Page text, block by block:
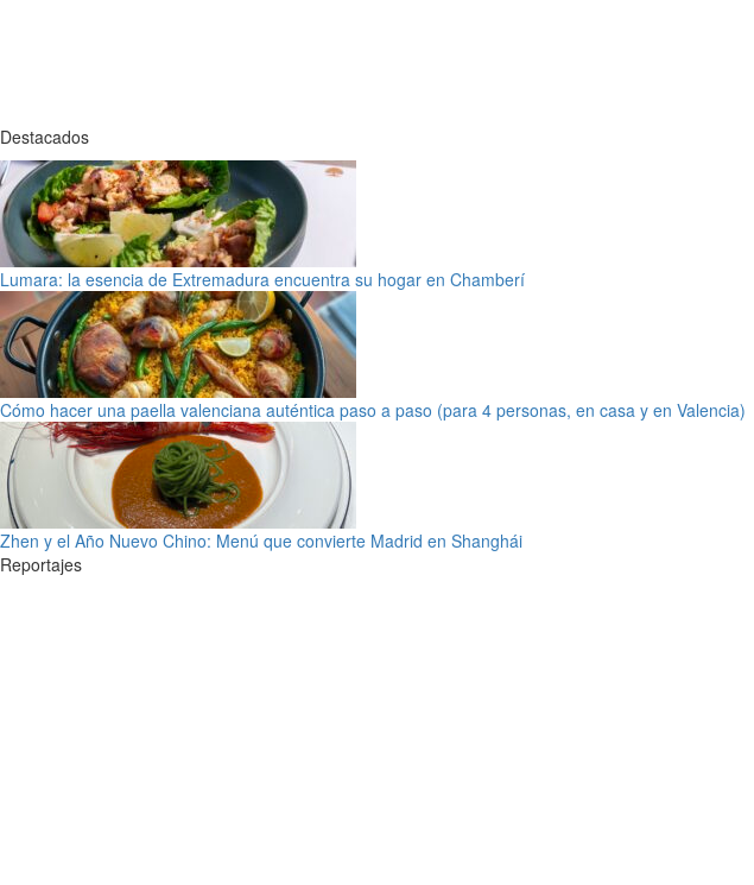
Destacados
Lumara: la esencia de Extremadura encuentra su hogar en Chamberí
Cómo hacer una paella valenciana auténtica paso a paso (para 4 personas, en casa y en Valencia)
Zhen y el Año Nuevo Chino: Menú que convierte Madrid en Shanghái
Reportajes